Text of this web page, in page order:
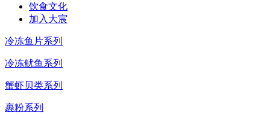
饮食文化
加入大宸
冷冻鱼片系列
冷冻鱿鱼系列
蟹虾贝类系列
裹粉系列